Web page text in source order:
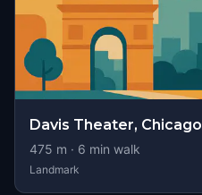
Davis Theater, Chicago
475 m · 6 min walk
Landmark